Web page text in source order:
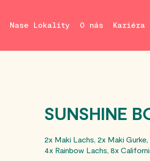
Nase Lokality O nás Kariéra
SUNSHINE
2x Maki Lachs, 2x Maki
4x Rainbow Lachs, 8x